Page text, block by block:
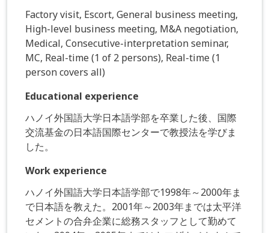
Factory visit, Escort, General business meeting,
High-level business meeting, M&A negotiation,
Medical, Consecutive-interpretation seminar,
MC, Real-time (1 of 2 persons), Real-time (1
person covers all)
Educational experience
ハノイ外国語大学日本語学部を卒業した後、国際
交流基金の日本語国際センターで教授法を学びま
した。
Work experience
ハノイ外国語大学日本語学部で1998年～2000年ま
で日本語を教えた。2001年～2003年までは太平洋
セメントの合弁企業に総務スタッフとして勤めて